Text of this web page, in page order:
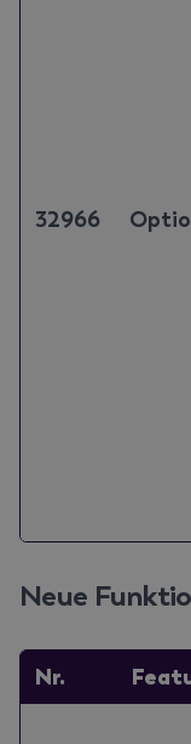
32966
Neue
Nr.